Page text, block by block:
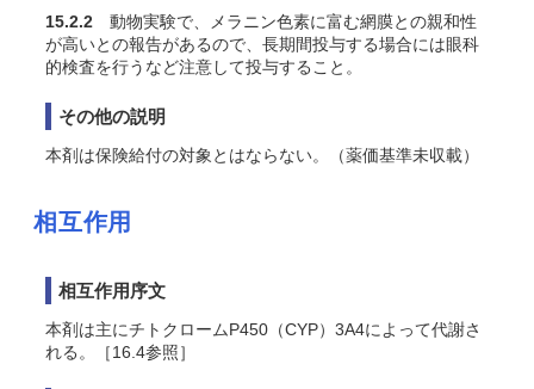
15.2.2 動物実験で、メラニン色素に富む網膜との親和性
が高いとの報告があるので、長期間投与する場合には眼科
的検査を行うなど注意して投与すること。
その他の説明
本剤は保険給付の対象とはならない。（薬価基準未収載）
相互作用
相互作用序文
本剤は主にチトクロームP450（CYP）3A4によって代謝さ
れる。［16.4参照］